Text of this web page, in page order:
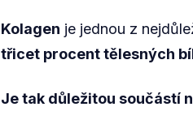
Kolagen je jednou z
třicet procent tělesných
Je tak důležitou součástí